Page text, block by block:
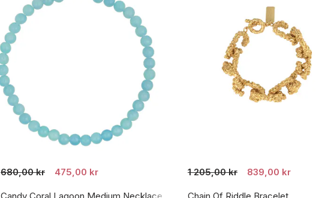
680,00 kr 475,00 kr 1 205,00 kr 839,00 kr